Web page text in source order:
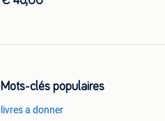
Mots-clés populaires
livres a donner